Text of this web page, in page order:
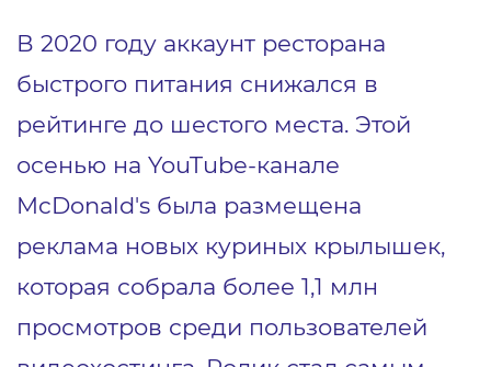
В 2020 году аккаунт ресторана
быстрого питания снижался в
рейтинге до шестого места. Этой
осенью на YouTube-канале
McDonald's была размещена
реклама новых куриных крылышек,
которая собрала более 1,1 млн
просмотров среди пользователей